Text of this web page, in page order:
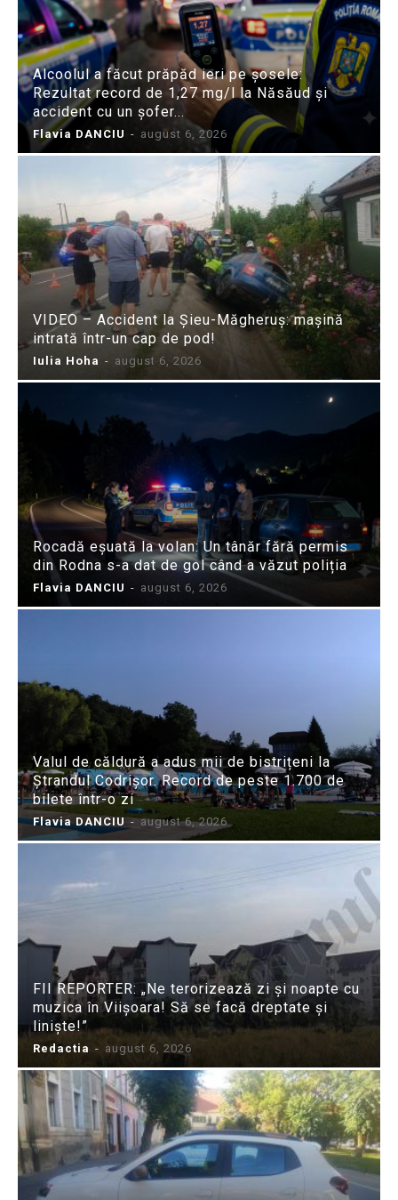
Alcoolul a făcut prăpăd ieri pe șosele:
Rezultat record de 1,27 mg/l la Năsăud și
accident cu un șofer...
Flavia DANCIU - august 6, 2026
VIDEO – Accident la Șieu-Măgheruș: mașină
intrată într-un cap de pod!
Iulia Hoha - august 6, 2026
Rocadă eșuată la volan: Un tânăr fără permis
din Rodna s-a dat de gol când a văzut poliția
Flavia DANCIU - august 6, 2026
Valul de căldură a adus mii de bistrițeni la
Ștrandul Codrișor. Record de peste 1.700 de
bilete într-o zi
Flavia DANCIU - august 6, 2026
FII REPORTER: „Ne terorizează zi și noapte cu
muzica în Viișoara! Să se facă dreptate și
liniște!”
Redactia - august 6, 2026